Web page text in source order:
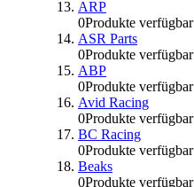
ARP
0Produkte verfügbar
ASR Parts
0Produkte verfügbar
ABP
0Produkte verfügbar
Avid Racing
0Produkte verfügbar
BC Racing
0Produkte verfügbar
Beaks
0Produkte verfügbar